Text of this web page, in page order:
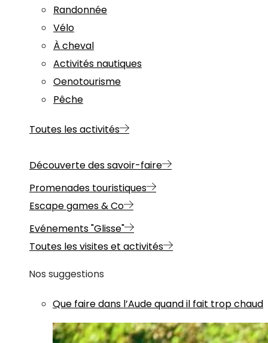
Randonnée
Vélo
À cheval
Activités nautiques
Oenotourisme
Pêche
Toutes les activités
Découverte des savoir-faire
Promenades touristiques
Escape games & Co
Evénements "Glisse"
Toutes les visites et activités
Nos suggestions
Que faire dans l’Aude quand il fait trop chaud